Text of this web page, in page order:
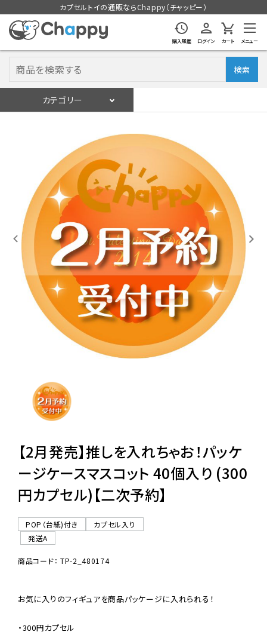
カプセルトイの通販ならChappy（チャッピー）
購入履歴 ログイン カート メニュー
検索
カテゴリー
入荷スケジュールをチェック
カプセルトイマシン本体
カプセルトイ
販促用空カプセル
レンタル
景品・玩具・文具
販促用カプセルトイ
06-6282-7659
【2月発売】推しを入れちゃお！パッケ
ージケースマスコット 40個入り (300
円カプセル)【二次予約】
POP（台紙)付き
カプセル入り
発送A
商品コード： TP-2_480174
お気に入りのフィギュアを商品パッケージに入れられる！
・300円カプセル